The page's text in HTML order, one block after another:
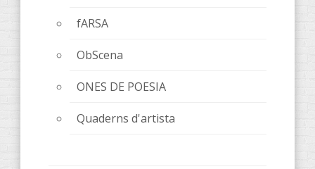
fARSA
ObScena
ONES DE POESIA
Quaderns d'artista